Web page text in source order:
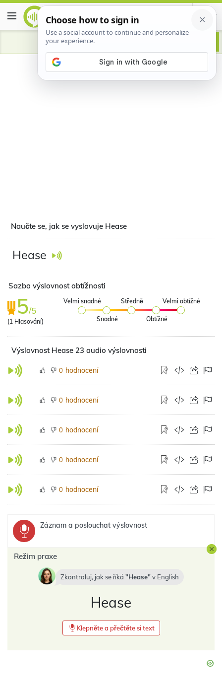
Advertisement
Naučte se, jak se vyslovuje Hease
Hease
Sazba výslovnost obtížnosti
5/5
(1 Hlasování)
Velmi snadné
Snadné
Středně
Obtížné
Velmi obtížné
Výslovnost Hease 23 audio výslovnosti
0 hodnocení
0 hodnocení
0 hodnocení
0 hodnocení
0 hodnocení
Záznam a poslouchat výslovnost
Režim praxe
Zkontroluj, jak se říká Hease v English
Hease
Klepněte a přečtěte si text